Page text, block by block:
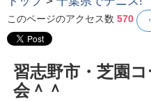
このページのアクセス数570
習志野市・芝園
会＾＾